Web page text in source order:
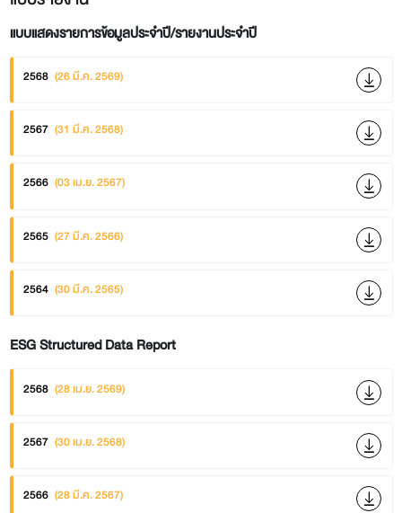
แบบแสดงรายการข้อมูลประจำปี/รายงานประจำปี
2568 (26 มี.ค. 2569)
2567 (31 มี.ค. 2568)
2566 (03 เม.ย. 2567)
2565 (27 มี.ค. 2566)
2564 (30 มี.ค. 2565)
ESG Structured Data Report
2568 (28 เม.ย. 2569)
2567 (30 เม.ย. 2568)
2566 (28 มี.ค. 2567)